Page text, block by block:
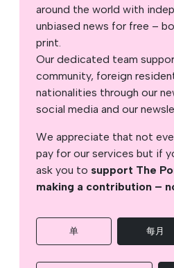
around the world with
unbiased news for free –
print.
Our dedicated team
community, foreign
nationalities through our
social media and our
We appreciate that not
pay for our services but if
ask you to support The
making a contribution –
单 每月